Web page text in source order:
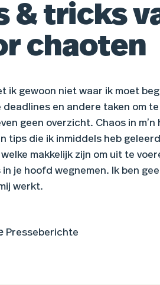
& tricks
chaoten
ik gewoon niet waar ik moet
deadlines en andere taken om
geen overzicht. Chaos in
tips die ik inmiddels heb
makkelijk zijn om uit te
in je hoofd wegnemen. Ik ben
werkt.
Presseberichte